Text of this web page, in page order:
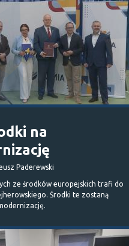
na
Paderewski
ze środków europejskich trafi do
Środki te zostaną